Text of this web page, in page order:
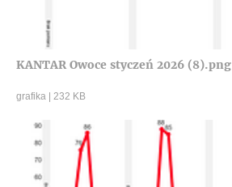
KANTAR Owoce styczeń 2026 (8).png
grafika | 232 KB